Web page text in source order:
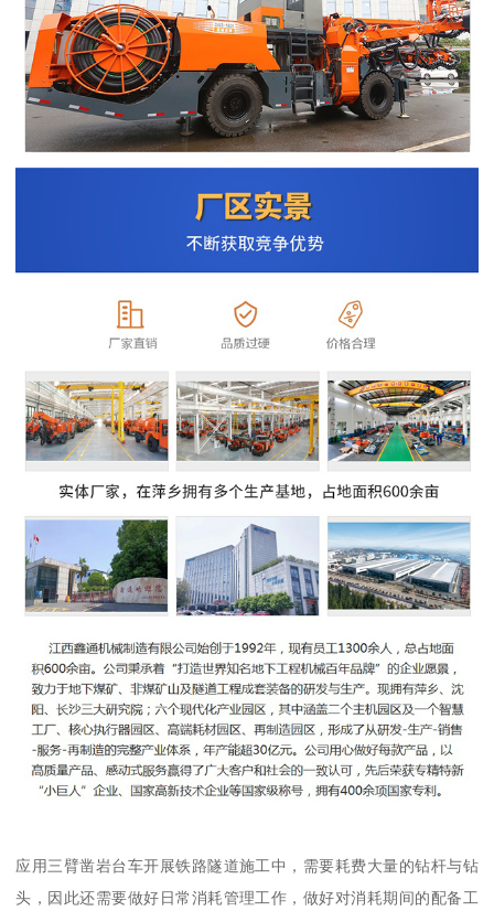
应用三臂凿岩台车开展铁路隧道施工中，需要耗费大量的钻杆与钻
头，因此还需要做好日常消耗管理工作，做好对消耗期间的配备工